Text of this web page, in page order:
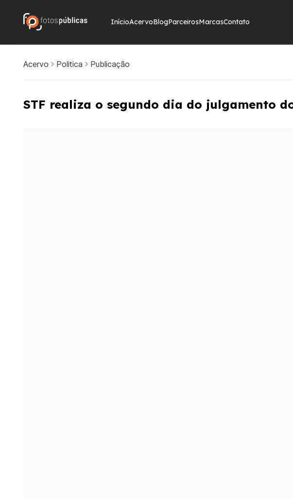
InícioAcervoBlogParceirosMarcasContato
Acervo Politica Publicação
STF realiza o segundo dia do julgamento